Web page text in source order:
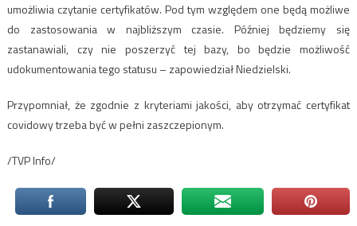
umożliwia czytanie certyfikatów. Pod tym względem one będą możliwe
do zastosowania w najbliższym czasie. Później będziemy się
zastanawiali, czy nie poszerzyć tej bazy, bo będzie możliwość
udokumentowania tego statusu – zapowiedział Niedzielski.
Przypomniał, że zgodnie z kryteriami jakości, aby otrzymać certyfikat
covidowy trzeba być w pełni zaszczepionym.
/TVP Info/